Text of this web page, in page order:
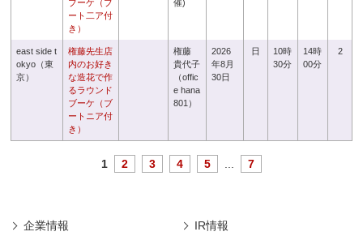
ブーケ（ブ
ート二ア付
き）
催)
east side t
okyo（東
京）
権藤先生店
内のお好き
な造花で作
るラウンド
ブーケ（ブ
ートニア付
き）
権藤
貴代子
（offic
e hana
801）
2026
年8月
30日
日
10時
30分
14時
00分
2
1 2 3 4 5 7
企業情報 IR情報